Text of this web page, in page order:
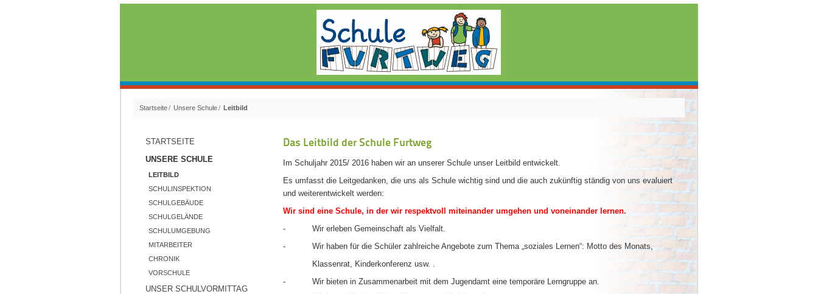
Startseite Unsere Schule Leitbild
STARTSEITE
UNSERE SCHULE
LEITBILD
SCHULINSPEKTION
SCHULGEBÄUDE
SCHULGELÄNDE
SCHULUMGEBUNG
MITARBEITER
CHRONIK
VORSCHULE
UNSER SCHULVORMITTAG
Das Leitbild der Schule Furtweg
Im Schuljahr 2015/ 2016 haben wir an unserer Schule unser Leitbild entwickelt.
Es umfasst die Leitgedanken, die uns als Schule wichtig sind und die auch zukünftig ständig von uns evaluiert
und weiterentwickelt werden:
Wir sind eine Schule, in der wir respektvoll miteinander umgehen und voneinander lernen.
- Wir erleben Gemeinschaft als Vielfalt.
- Wir haben für die Schüler zahlreiche Angebote zum Thema „soziales Lernen“: Motto des Monats,
Klassenrat, Kinderkonferenz usw. .
- Wir bieten in Zusammenarbeit mit dem Jugendamt eine temporäre Lerngruppe an.